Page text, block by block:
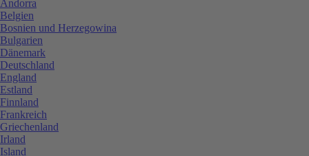
Andorra
Belgien
Bosnien und Herzegowina
Bulgarien
Dänemark
Deutschland
England
Estland
Finnland
Frankreich
Griechenland
Irland
Island